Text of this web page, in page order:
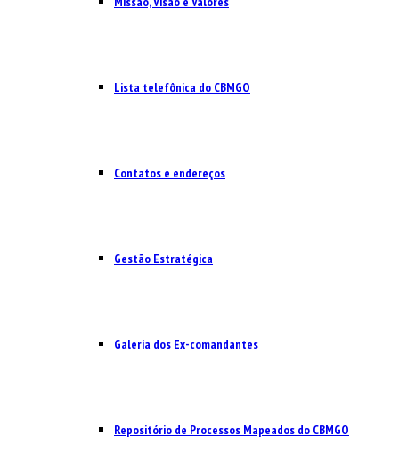
Lista telefônica do CBMGO
Contatos e endereços
Gestão Estratégica
Galeria dos Ex-comandantes
Repositório de Processos Mapeados do CBMGO